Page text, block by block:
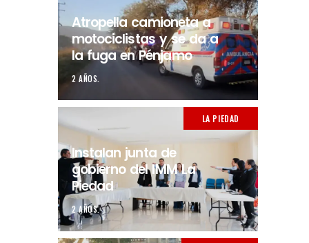
Atropella camioneta a
motociclistas y se da a
la fuga en Pénjamo
2 AÑOS.
LA PIEDAD
Instalan junta de
gobierno del IMM La
Piedad
2 AÑOS.